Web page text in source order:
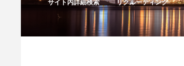
サイト内詳細検索
リクルーティング